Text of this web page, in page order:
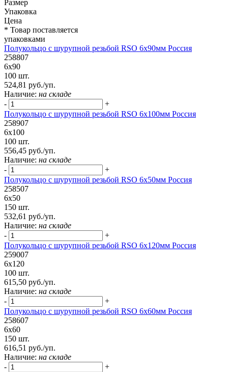
Размер
Упаковка
Цена
* Товар поставляется
упаковками
Полукольцо с шурупной резьбой RSO 6х90мм Россия
258807
6х90
100 шт.
524,81 руб./уп.
Наличие: на складе
-
+
Полукольцо с шурупной резьбой RSO 6х100мм Россия
258907
6х100
100 шт.
556,45 руб./уп.
Наличие: на складе
-
+
Полукольцо с шурупной резьбой RSO 6х50мм Россия
258507
6х50
150 шт.
532,61 руб./уп.
Наличие: на складе
-
+
Полукольцо с шурупной резьбой RSO 6х120мм Россия
259007
6х120
100 шт.
615,50 руб./уп.
Наличие: на складе
-
+
Полукольцо с шурупной резьбой RSO 6х60мм Россия
258607
6х60
150 шт.
616,51 руб./уп.
Наличие: на складе
-
+